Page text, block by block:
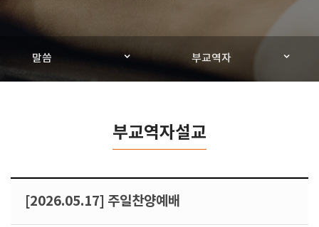
말씀 부교역자
부교역자설교
[2026.05.17] 주일찬양예배